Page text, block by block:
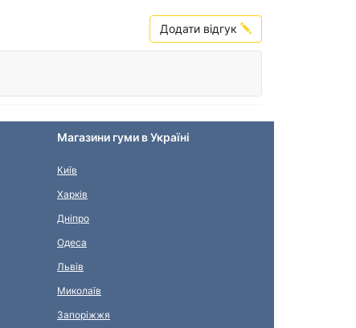
Додати відгук
Магазини гуми в Україні
Київ
Харків
Дніпро
Одеса
Львів
Миколаїв
Запоріжжя